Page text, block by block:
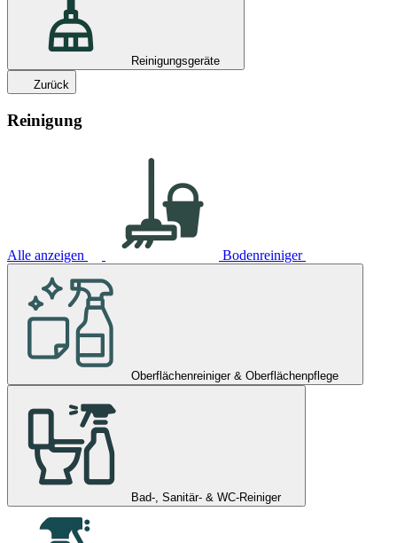
Reinigungsgeräte
Zurück
Reinigung
Alle anzeigen Bodenreiniger
Oberflächenreiniger & Oberflächenpflege
Bad-, Sanitär- & WC-Reiniger